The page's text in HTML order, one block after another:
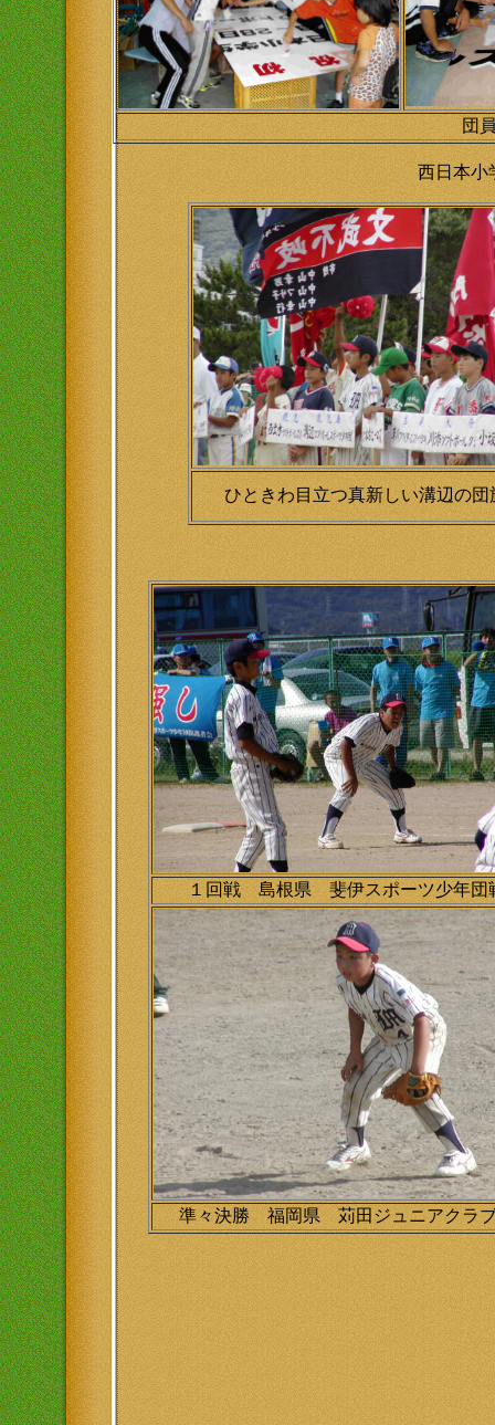
団
西日本小
ひときわ目立つ真新しい溝辺の団
１回戦 島根県 斐伊スポーツ少年団
準々決勝 福岡県 苅田ジュニアクラ